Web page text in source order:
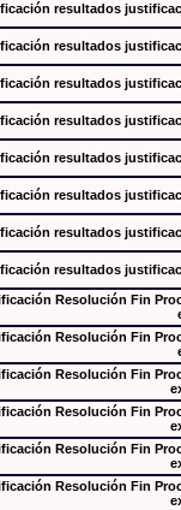
resultados
resultados
resultados
resultados
resultados
resultados
resultados
resultados
Resolución Fin
Resolución Fin
Resolución Fin
Resolución Fin
Resolución Fin
Resolución Fin